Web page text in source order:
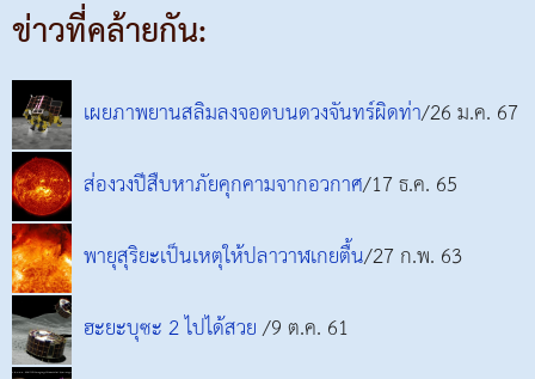
ข่าวที่คล้ายกัน:
เผยภาพยานสลิมลงจอดบนดวงจันทร์ผิดท่า/26 ม.ค. 67
ส่องวงปีสืบหาภัยคุกคามจากอวกาศ/17 ธ.ค. 65
พายุสุริยะเป็นเหตุให้ปลาวาฬเกยตื้น/27 ก.พ. 63
ฮะยะบุซะ 2 ไปได้สวย/9 ต.ค. 61